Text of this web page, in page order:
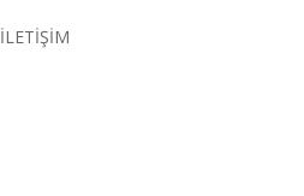
İLETİŞİM